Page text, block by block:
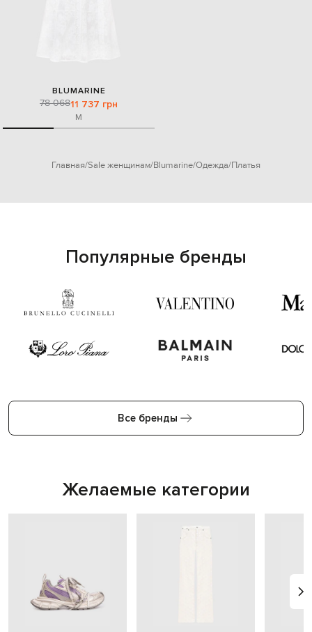
BLUMARINE
78 06811 737 грн
M
Главная Sale женщинам Blumarine Одежда Платья
Популярные бренды
Все бренды
Желаемые категории